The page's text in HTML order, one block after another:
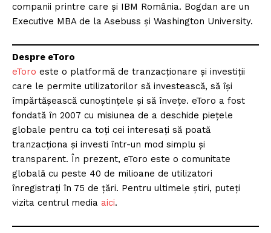
companii printre care și IBM România. Bogdan are un
Executive MBA de la Asebuss și Washington University.
Despre eToro
eToro este o platformă de tranzacționare și investiții
care le permite utilizatorilor să investească, să își
împărtășească cunoștințele și să învețe. eToro a fost
fondată în 2007 cu misiunea de a deschide piețele
globale pentru ca toți cei interesați să poată
tranzacționa și investi într-un mod simplu și
transparent. În prezent, eToro este o comunitate
globală cu peste 40 de milioane de utilizatori
înregistrați în 75 de țări. Pentru ultimele știri, puteți
vizita centrul media aici.